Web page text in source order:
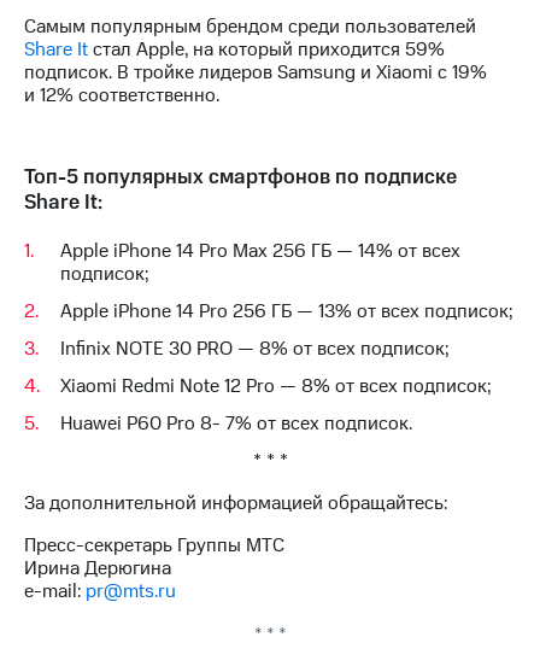
Описание
Программа
приобретения
Порядок
Дивиденды
Рынок
Описание
Еврооблигации-2023
Уведомление
погашении
именных
Другое
Реквизиты
Контакты
развитие
деловая этика
На главную
Самым популярным брендом среди пользователей
Share Itстал Apple, на который приходится 59%
подписок. В тройке лидеров Samsung и Xiaomi c 19%
и 12% соответственно.
Топ-5 популярных смартфонов по подписке
Share It:
Apple iPhone 14 Pro Max 256 ГБ — 14% от всех
подписок;
Apple iPhone 14 Pro 256 ГБ — 13% от всех подписок;
Infinix NOTE 30 PRO — 8% от всех подписок;
Xiaomi Redmi Note 12 Pro — 8% от всех подписок;
Huawei P60 Pro 8- 7% от всех подписок.
* * *
За дополнительной информацией обращайтесь:
Пресс-секретарь Группы МТС
Ирина Дерюгина
e-mail: pr@mts.ru
* * *